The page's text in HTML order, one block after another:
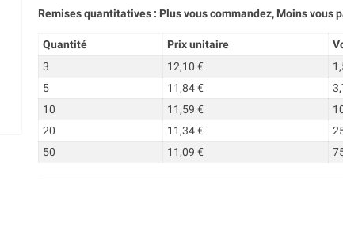
Remises quantitatives : Plus vous commandez, Moins vous
Quantité Prix unitaire
3
12,10 €
5
11,84 €
10
11,59 €
20
11,34 €
50
11,09 €